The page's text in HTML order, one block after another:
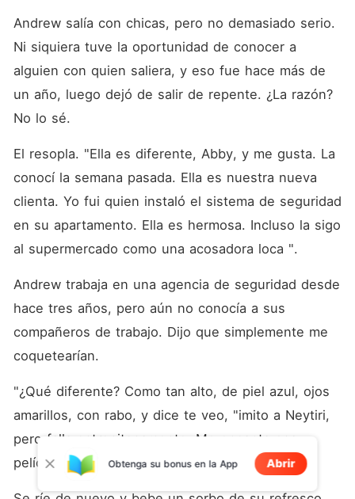
Andrew salía con chicas, pero no demasiado serio.
Ni siquiera tuve la oportunidad de conocer a
alguien con quien saliera, y eso fue hace más de
un año, luego dejó de salir de repente. ¿La razón?
No lo sé.
El resopla. "Ella es diferente, Abby, y me gusta. La
conocí la semana pasada. Ella es nuestra nueva
clienta. Yo fui quien instaló el sistema de seguridad
en su apartamento. Ella es hermosa. Incluso la sigo
al supermercado como una acosadora loca ".
Andrew trabaja en una agencia de seguridad desde
hace tres años, pero aún no conocía a sus
compañeros de trabajo. Dijo que simplemente me
coquetearían.
"¿Qué diferente? Como tan alto, de piel azul, ojos
amarillos, con rabo, y dice te veo, "imito a Neytiri,
pero falla estrepitosamente. Me encanta esa
película.
Obtenga su bonus en la App Abrir